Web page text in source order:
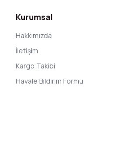
Kurumsal
Hakkımızda
İletişim
Kargo Takibi
Havale Bildirim Formu